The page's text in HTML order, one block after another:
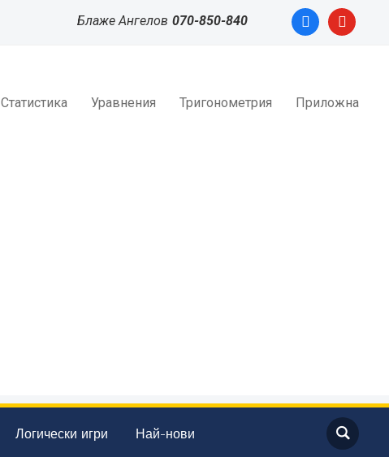
facebookyoutube
Блаже Ангелов 070-850-840
Статистика Уравнения Тригонометрия Приложна
Логически игри Най-нови